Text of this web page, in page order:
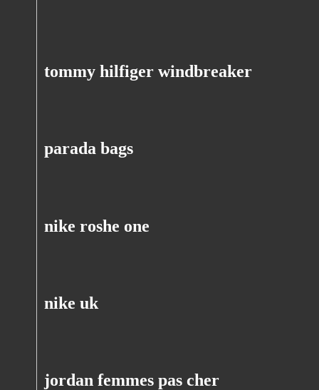
tommy hilfiger windbreaker
parada bags
nike roshe one
nike uk
jordan femmes pas cher